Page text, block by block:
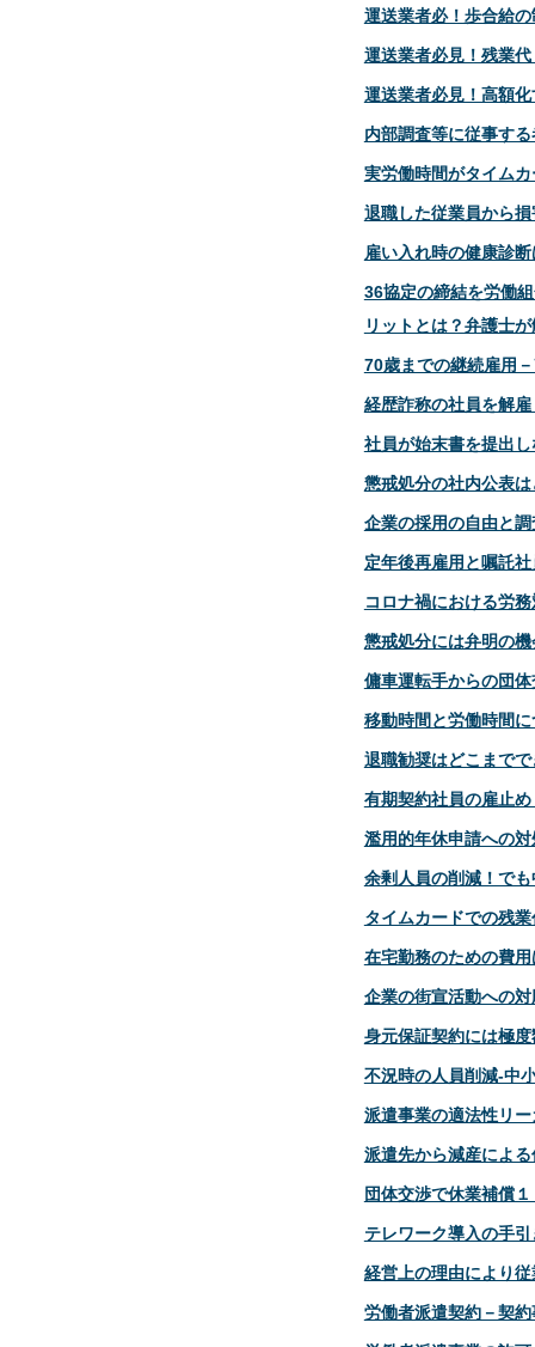
運送業者必！歩合給
運送業者必見！残業
運送業者必見！高額
内部調査等に従事す
実労働時間がタイム
退職した従業員から
雇い入れ時の健康診
36協定の締結を労働
リットとは？弁護士
70歳までの継続雇用
経歴詐称の社員を解
社員が始末書を提出
懲戒処分の社内公表
企業の採用の自由と
定年後再雇用と嘱託
コロナ禍における労
懲戒処分には弁明の
傭車運転手からの団
移動時間と労働時間
退職勧奨はどこまで
有期契約社員の雇止
濫用的年休申請への対
余剰人員の削減！で
タイムカードでの残
在宅勤務のための費
企業の街宣活動への
身元保証契約には極
不況時の人員削減‐中
派遣事業の適法性リ
派遣先から減産によ
団体交渉で休業補償
テレワーク導入の手
経営上の理由により
労働者派遣契約－契